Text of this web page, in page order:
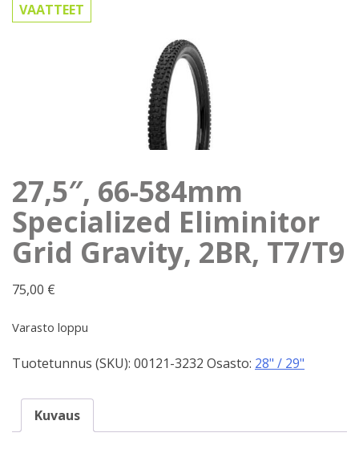
VAATTEET
27,5″, 66-584mm
Specialized Eliminitor
Grid Gravity, 2BR, T7/T9
75,00 €
Varasto loppu
Tuotetunnus (SKU): 00121-3232 Osasto: 28" / 29"
Kuvaus